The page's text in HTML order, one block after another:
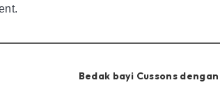
Bedak bayi Cussons